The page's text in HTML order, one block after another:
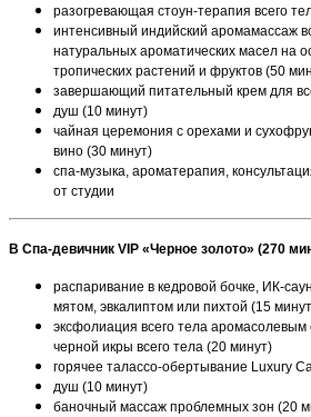
разогревающая стоун-терапия всего
интенсивный индийский аромамассаж
натуральных ароматических масел на
тропических растений и фруктов (50
завершающий питательный крем для
душ (10 минут)
чайная церемония с орехами и
вино (30 минут)
спа-музыка, ароматерапия,
от студии
В Спа-девичник VIP «Черное золото» (270
распаривание в кедровой бочке, ИК-
мятом, эвкалиптом или пихтой (15
эксфолиация всего тела
черной икры всего тела (20 минут)
горячее талассо-обертывание Luxury
душ (10 минут)
баночный массаж проблемных зон (20